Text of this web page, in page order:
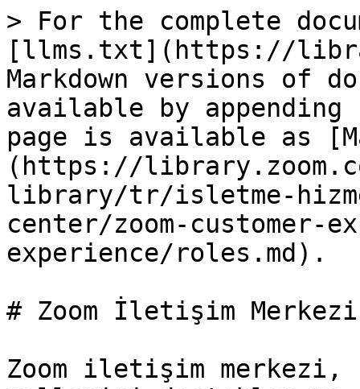
> For the complete
[llms.txt](https://
Markdown versions of
available by
page is available as
(https://
library/tr/isletme-
center/zoom-customer-
experience/roles.md).
# Zoom İletişim
Zoom iletişim merkezi,